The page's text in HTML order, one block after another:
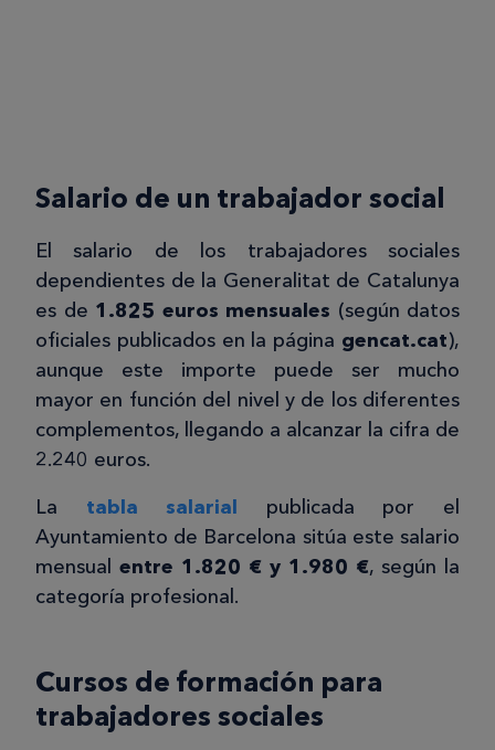
Salario de un trabajador social
El salario de los trabajadores sociales
dependientes de la Generalitat de Catalunya
es de 1.825 euros mensuales (según datos
oficiales publicados en la página gencat.cat),
aunque este importe puede ser mucho
mayor en función del nivel y de los diferentes
complementos, llegando a alcanzar la cifra de
2.240 euros.
La tabla salarial publicada por el
Ayuntamiento de Barcelona sitúa este salario
mensual entre 1.820 € y 1.980 €, según la
categoría profesional.
Cursos de formación para
trabajadores sociales